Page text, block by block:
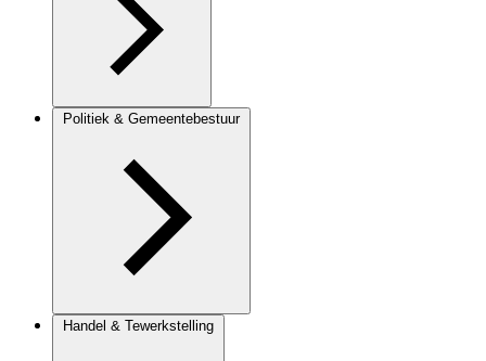
Politiek & Gemeentebestuur
Handel & Tewerkstelling